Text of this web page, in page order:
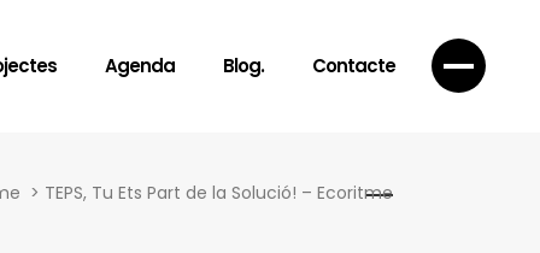
Agenda Blog. Contacte
> TEPS, Tu Ets Part de la Solució! – Ecoritme